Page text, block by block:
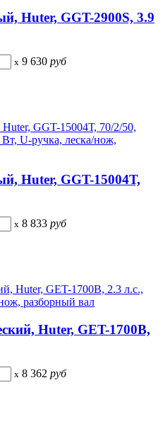
Huter, GGT-2900S, 3.9
x 9 630 руб
Huter, GGT-15004Т,
x 8 833 руб
Huter, GET-1700В,
x 8 362 руб